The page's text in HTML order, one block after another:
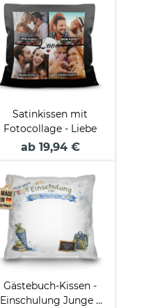
Satinkissen mit
Fotocollage - Liebe
ab 19,94 €
Gästebuch-Kissen -
Einschulung Junge -